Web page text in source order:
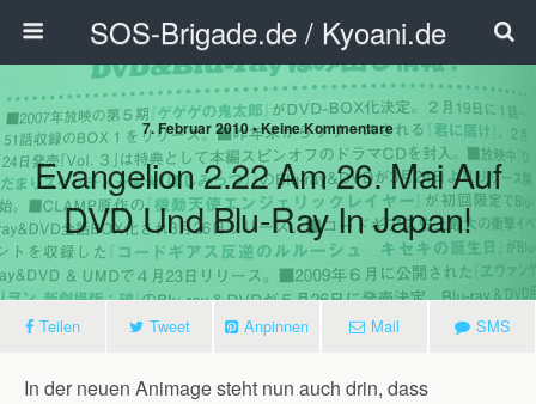
SOS-Brigade.de / Kyoani.de
7. Februar 2010 • Keine Kommentare
Evangelion 2.22 Am 26. Mai Auf
DVD Und Blu-Ray In Japan!
Teilen Tweet Anpinnen Mail SMS
In der neuen Animage steht nun auch drin, dass